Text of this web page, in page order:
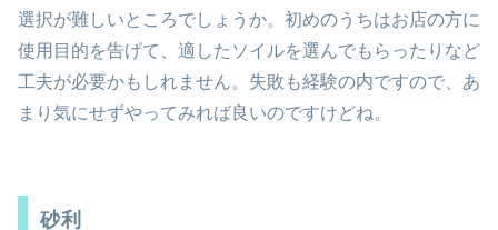
選択が難しいところでしょうか。初めのうちはお店の方に
使用目的を告げて、適したソイルを選んでもらったりなど
工夫が必要かもしれません。失敗も経験の内ですので、あ
まり気にせずやってみれば良いのですけどね。
砂利